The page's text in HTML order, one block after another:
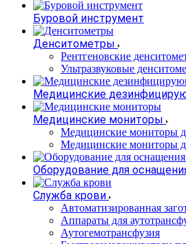
Буровой инструмент
Денситометры
Рентгеновские
Ультразвуковые
Медицинские
Медицинские мониторы
Медицинские мониторы
Медицинские мониторы
Оборудование для
Служба крови
Автоматизированная
Аппараты для
Аутогемотрансфузия